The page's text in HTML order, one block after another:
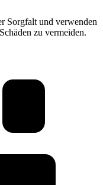
Sorgfalt und verwenden
zu vermeiden.